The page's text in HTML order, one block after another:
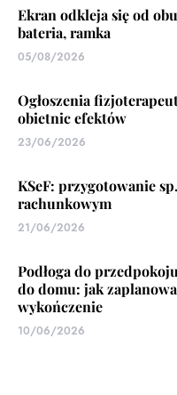
Ekran odkleja się od
bateria, ramka
05/08/2026
Ogłoszenia
obietnic efektów
23/06/2026
KSeF: przygotowanie
rachunkowym
21/06/2026
Podłoga do
do domu: jak
wykończenie
10/06/2026